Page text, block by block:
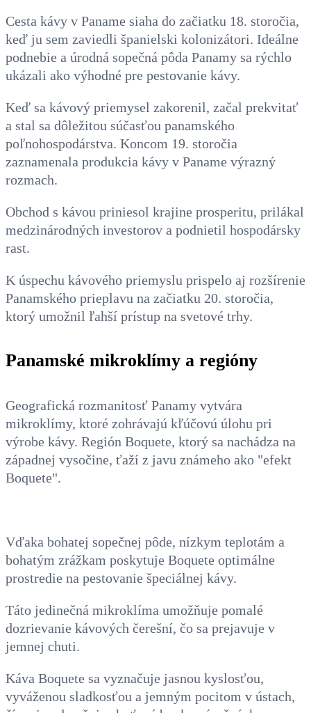
Cesta kávy v Paname siaha do začiatku 18. storočia,
keď ju sem zaviedli španielski kolonizátori. Ideálne
podnebie a úrodná sopečná pôda Panamy sa rýchlo
ukázali ako výhodné pre pestovanie kávy.
Keď sa kávový priemysel zakorenil, začal prekvitať
a stal sa dôležitou súčasťou panamského
poľnohospodárstva. Koncom 19. storočia
zaznamenala produkcia kávy v Paname výrazný
rozmach.
Obchod s kávou priniesol krajine prosperitu, prilákal
medzinárodných investorov a podnietil hospodársky
rast.
K úspechu kávového priemyslu prispelo aj rozšírenie
Panamského prieplavu na začiatku 20. storočia,
ktorý umožnil ľahší prístup na svetové trhy.
Panamské mikroklímy a regióny
Geografická rozmanitosť Panamy vytvára
mikroklímy, ktoré zohrávajú kľúčovú úlohu pri
výrobe kávy. Región Boquete, ktorý sa nachádza na
západnej vysočine, ťaží z javu známeho ako "efekt
Boquete".
Vďaka bohatej sopečnej pôde, nízkym teplotám a
bohatým zrážkam poskytuje Boquete optimálne
prostredie na pestovanie špeciálnej kávy.
Táto jedinečná mikroklíma umožňuje pomalé
dozrievanie kávových čerešní, čo sa prejavuje v
jemnej chuti.
Káva Boquete sa vyznačuje jasnou kyslosťou,
vyváženou sladkosťou a jemným pocitom v ústach,